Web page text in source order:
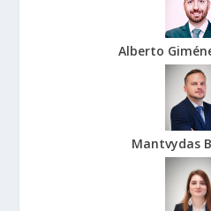
Alberto
Mantvydas